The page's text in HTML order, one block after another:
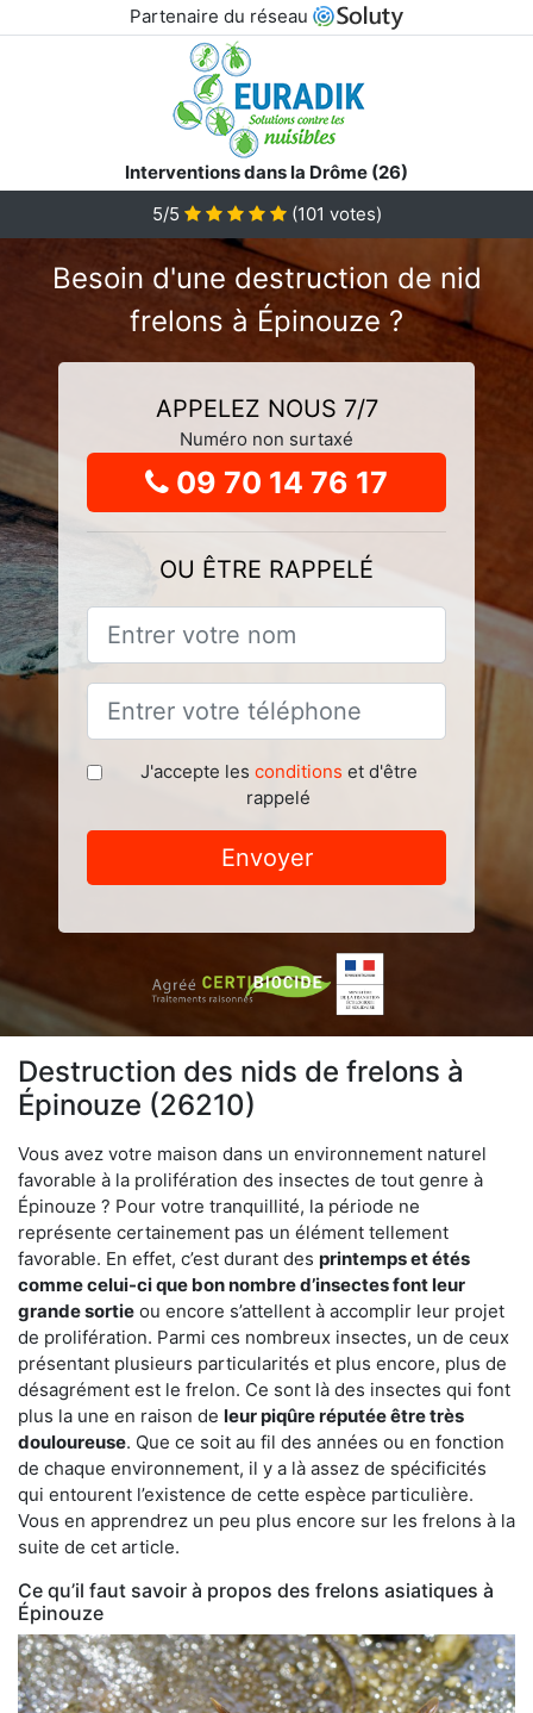
Partenaire du réseau
Interventions dans la Drôme (26)
5/5 (101 votes)
Besoin d'une destruction de nid
frelons à Épinouze ?
APPELEZ NOUS 7/7
Numéro non surtaxé
09 70 14 76 17
OU ÊTRE RAPPELÉ
J'accepte les conditions et d'être
rappelé
Envoyer
Destruction des nids de frelons à
Épinouze (26210)
Vous avez votre maison dans un environnement naturel
favorable à la prolifération des insectes de tout genre à
Épinouze ? Pour votre tranquillité, la période ne
représente certainement pas un élément tellement
favorable. En effet, c’est durant des printemps et étés
comme celui-ci que bon nombre d’insectes font leur
grande sortie ou encore s’attellent à accomplir leur projet
de prolifération. Parmi ces nombreux insectes, un de ceux
présentant plusieurs particularités et plus encore, plus de
désagrément est le frelon. Ce sont là des insectes qui font
plus la une en raison de leur piqûre réputée être très
douloureuse. Que ce soit au fil des années ou en fonction
de chaque environnement, il y a là assez de spécificités
qui entourent l’existence de cette espèce particulière.
Vous en apprendrez un peu plus encore sur les frelons à la
suite de cet article.
Ce qu’il faut savoir à propos des frelons asiatiques à
Épinouze